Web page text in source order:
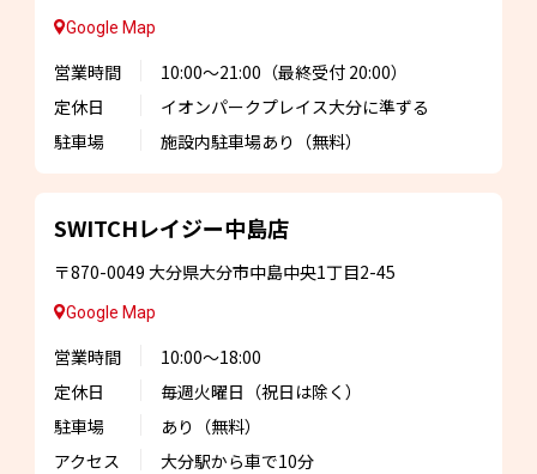
Google Map
営業時間 10:00～21:00 （最終受付 20:00）
定休日
イオンパークプレイス大分に準ずる
駐車場
施設内駐車場あり （無料）
SWITCHレイジー中島店
〒870-0049 大分県大分市中島中央1丁目2-45
Google Map
営業時間
10:00～18:00
定休日
毎週火曜日 （祝日は除く）
駐車場
あり（無料）
アクセス
大分駅から車で10分